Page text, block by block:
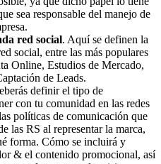
sea responsable del manejo de
red social. Aquí se definen la
social, entre las más populares
Online, Estudios de Mercado,
de Leads.
definir el tipo de
con tu comunidad en las redes
políticas de comunicación que
las RS al representar la marca,
forma. Cómo se incluirá y
& el contenido promocional, así